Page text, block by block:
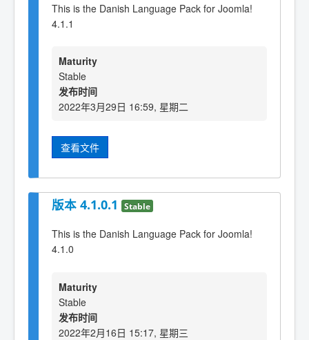
This is the Danish Language Pack for Joomla!
4.1.1
Maturity
Stable
发布时间
2022年3月29日 16:59, 星期二
查看文件
版本 4.1.0.1 Stable
This is the Danish Language Pack for Joomla!
4.1.0
Maturity
Stable
发布时间
2022年2月16日 15:17, 星期三